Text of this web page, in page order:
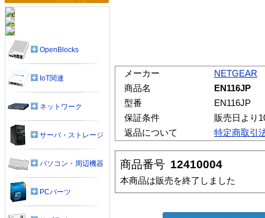
メーカー
NETGEAR
商品名
EN116JP
型番
EN116JP
保証条件
販売日より
返品について
特定商取引
商品番号 12410004
本商品は販売を終了しました
OpenBlocks
IoT関連
ネットワーク
サーバ・ストレージ
パソコン・周辺機器
PCパーツ